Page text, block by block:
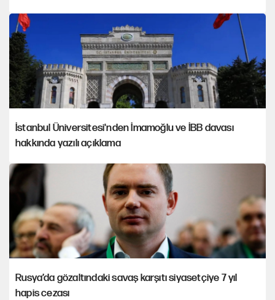
İstanbul Üniversitesi'nden İmamoğlu ve İBB davası
hakkında yazılı açıklama
Rusya’da gözaltındaki savaş karşıtı siyasetçiye 7 yıl
hapis cezası